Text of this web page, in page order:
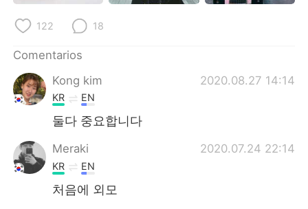
122 18
Comentarios
Kong kim
2020.08.27 14:14
KR EN
둘다 중요합니다
Meraki 2020.07.24 22:14
KR EN
처음에 외모